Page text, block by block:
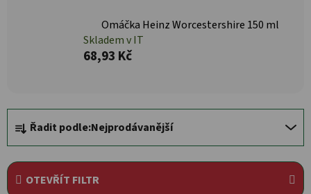
Omáčka Heinz Worcestershire 150 ml
Skladem v IT
68,93 Kč
Řazení produktů
Řadit podle:Nejprodávanější
OTEVŘÍT FILTR